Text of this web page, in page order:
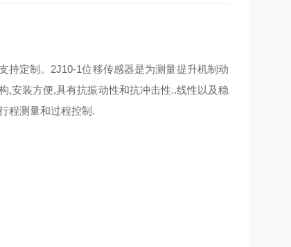
持定制。2J10-1位移传感器是为测量提升机制动
,安装方便,具有抗振动性和抗冲击性..线性以及稳
程测量和过程控制.